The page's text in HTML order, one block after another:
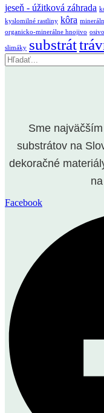
jeseň - úžitková záhrada
kyslomilné rastliny kôra
organicko-minerálne hnojivo osivo
slimáky substrát
Sme
substrátov na
dekoračné
Facebook